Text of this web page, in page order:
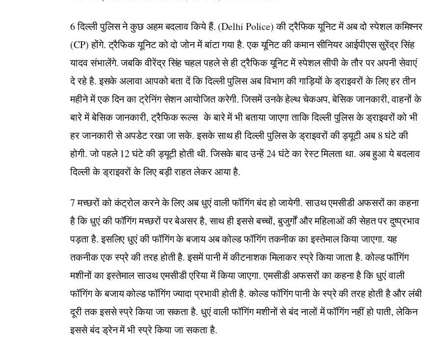
6 दिल्ली पुलिस ने कुछ अहम बदलाव किये हैं. (Delhi Police) की ट्रैफिक यूनिट में अब दो स्पेशल कमिश्नर
(CP) होंगे. ट्रैफिक यूनिट को दो जोन में बांटा गया है. एक यूनिट की कमान सीनियर आईपीएस सुरेंद्र सिंह
यादव संभालेंगे. जबकि वीरेंद्र सिंह चहल पहले से ही ट्रैफिक यूनिट में स्पेशल सीपी के तौर पर अपनी सेवाएं
दे रहे है. इसके अलावा आपको बता दें कि दिल्ली पुलिस अब विभाग की गाड़ियों के ड्राइवरों के लिए हर तीन
महीने में एक दिन का ट्रेनिंग सेशन आयोजित करेगी. जिसमें उनके हेल्थ चेकअप, बेसिक जानकारी, वाहनों के
बारे में बेसिक जानकारी, ट्रैफिक रूल्स के बारे में भी बताया जाएगा ताकि दिल्ली पुलिस के ड्राइवरों को भी
हर जानकारी से अपडेट रखा जा सके. इसके साथ ही दिल्ली पुलिस के ड्राइवरों की ड्यूटी अब 8 घंटे की
होगी. जो पहले 12 घंटे की ड्यूटी होती थी. जिसके बाद उन्हें 24 घंटे का रेस्ट मिलता था. अब हुआ ये बदलाव
दिल्ली के ड्राइवरों के लिए बड़ी राहत लेकर आया है.
7 मच्छरों को कंट्रोल करने के लिए अब धुएं वाली फॉगिंग बंद हो जायेगी. साउथ एमसीडी अफसरों का कहना
है कि धुएं की फॉगिंग मच्छरों पर बेअसर है, साथ ही इससे बच्चों, बुजुर्गों और महिलाओं की सेहत पर दुष्प्रभाव
पड़ता है. इसलिए धुएं की फॉगिंग के बजाय अब कोल्ड फॉगिंग तकनीक का इस्तेमाल किया जाएगा. यह
तकनीक एक स्प्रे की तरह होती है. इसमें पानी में कीटनाशक मिलाकर स्प्रे किया जाता है. कोल्ड फॉगिंग
मशीनों का इस्तेमाल साउथ एमसीडी एरिया में किया जाएगा. एमसीडी अफसरों का कहना है कि धुएं वाली
फॉगिंग के बजाय कोल्ड फॉगिंग ज्यादा प्रभावी होती है. कोल्ड फॉगिंग पानी के स्प्रे की तरह होती है और लंबी
दूरी तक इससे स्प्रे किया जा सकता है. धुएं वाली फॉगिंग मशीनों से बंद नालों में फॉगिंग नहीं हो पाती, लेकिन
इससे बंद ड्रेन में भी स्प्रे किया जा सकता है.